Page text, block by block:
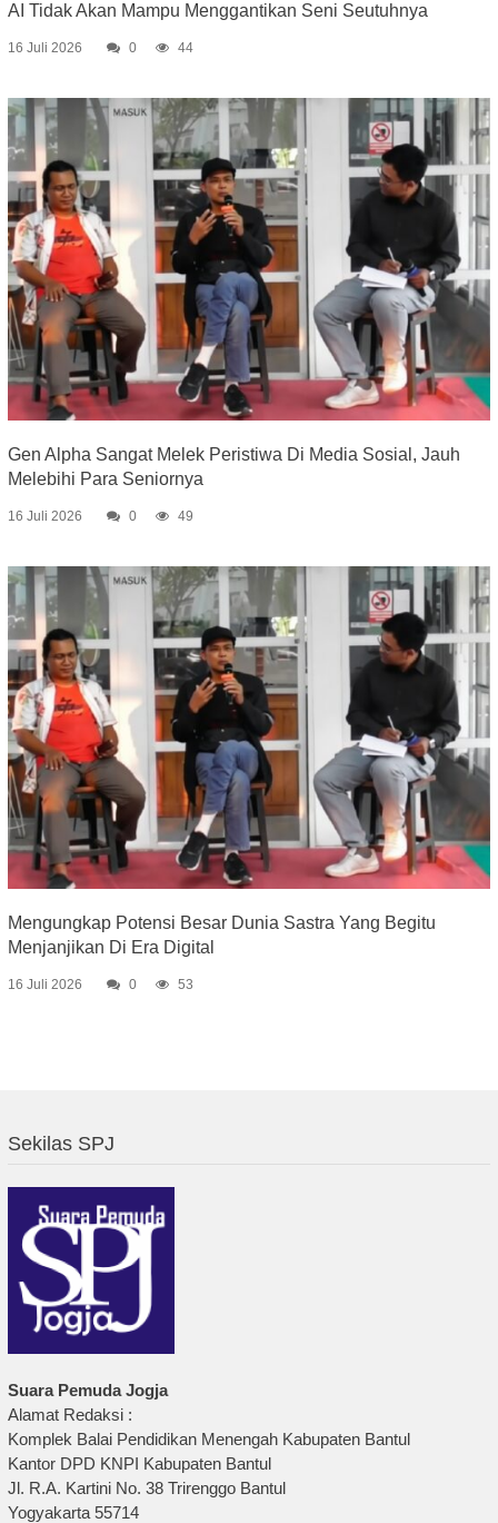
AI Tidak Akan Mampu Menggantikan Seni Seutuhnya
16 Juli 2026 0 44
Gen Alpha Sangat Melek Peristiwa Di Media Sosial, Jauh
Melebihi Para Seniornya
16 Juli 2026 0 49
Mengungkap Potensi Besar Dunia Sastra Yang Begitu
Menjanjikan Di Era Digital
16 Juli 2026 0 53
Sekilas SPJ
Suara Pemuda Jogja
Alamat Redaksi :
Komplek Balai Pendidikan Menengah Kabupaten Bantul
Kantor DPD KNPI Kabupaten Bantul
Jl. R.A. Kartini No. 38 Trirenggo Bantul
Yogyakarta 55714